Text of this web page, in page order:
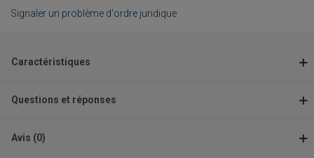
Signaler un problème d'ordre juridique
Caractéristiques
Questions et réponses
Avis (0)